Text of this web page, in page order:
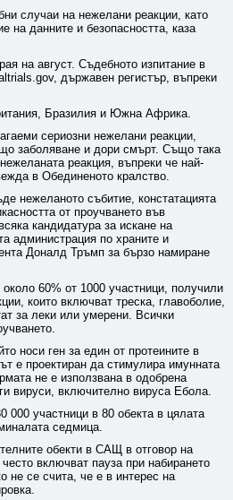
случаи на нежелани реакции, като
на данните и безопасността, каза
на август. Съдебното изпитание в
държавен регистър, въпреки
Бразилия и Южна Африка.
сериозни нежелани реакции,
заболяване и дори смърт. Също така
реакция, въпреки че най-
в Обединеното кралство.
нежеланото събитие, констатацията
от проучването във
кандидатура за искане на
администрация по храните и
Доналд Тръмп за бързо намиране
60% от 1000 участници, получили
които включват треска, главоболие,
за леки или умерени. Всички
носи ген за един от протеините в
е проектиран да стимулира имунната
не е използвана в одобрена
вируси, включително вируса Ебола.
участници в 80 обекта в цялата
седмица.
обекти в САЩ в отговор на
включват пауза при набирането
не се счита, че е в интерес на